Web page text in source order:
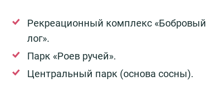
Рекреационный комплекс «Бобровый
лог».
Парк «Роев ручей».
Центральный парк (основа сосны).